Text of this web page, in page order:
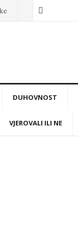
DUHOVNOST
VJEROVALI ILI NE